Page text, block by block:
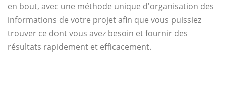
en bout, avec une méthode unique d'organisation des
informations de votre projet afin que vous puissiez
trouver ce dont vous avez besoin et fournir des
résultats rapidement et efficacement.